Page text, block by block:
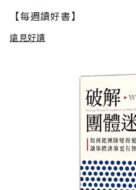
【每週讀好書】
遠見好讀